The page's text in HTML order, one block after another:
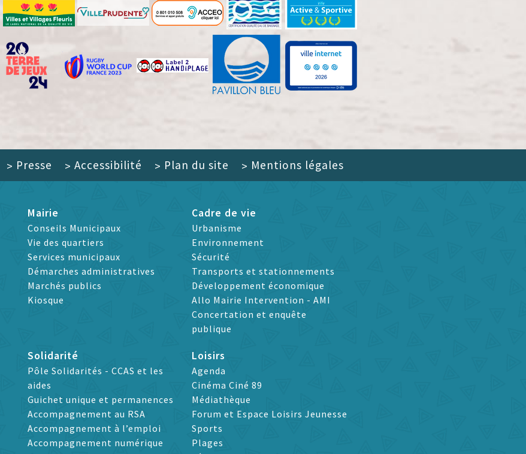
> Presse > Accessibilité > Plan du site > Mentions légales
Mairie
Conseils Municipaux
Vie des quartiers
Services municipaux
Démarches administratives
Marchés publics
Kiosque
Cadre de vie
Urbanisme
Environnement
Sécurité
Transports et stationnements
Développement économique
Allo Mairie Intervention - AMI
Concertation et enquête
publique
Solidarité
Pôle Solidarités - CCAS et les
aides
Guichet unique et permanences
Accompagnement au RSA
Accompagnement à l’emploi
Accompagnement numérique
Loisirs
Agenda
Cinéma Ciné 89
Médiathèque
Forum et Espace Loisirs Jeunesse
Sports
Plages